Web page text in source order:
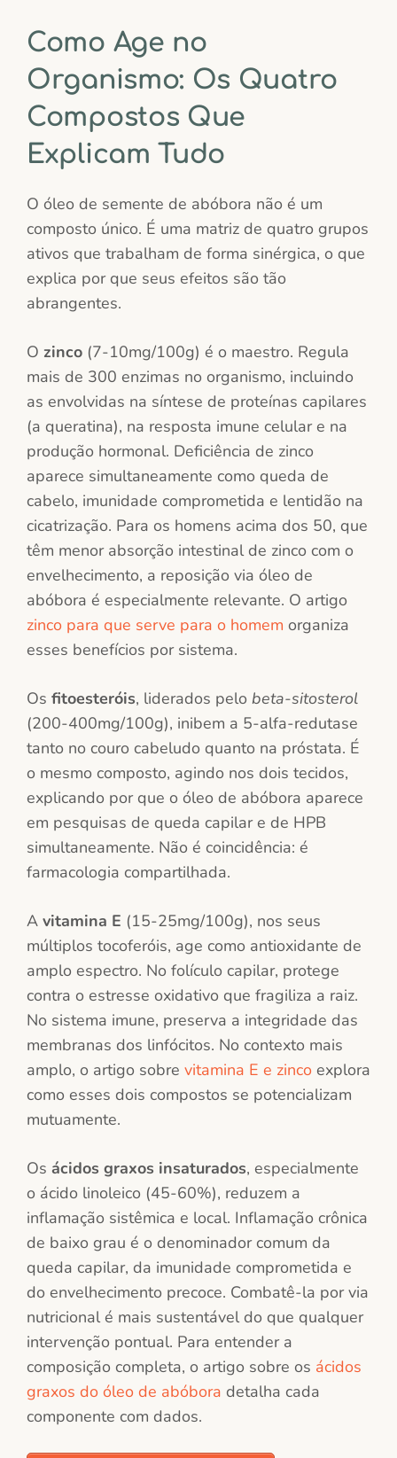
Como Age no
Organismo: Os Quatro
Compostos Que
Explicam Tudo
O óleo de semente de abóbora não é um
composto único. É uma matriz de quatro grupos
ativos que trabalham de forma sinérgica, o que
explica por que seus efeitos são tão
abrangentes.
O zinco (7-10mg/100g) é o maestro. Regula
mais de 300 enzimas no organismo, incluindo
as envolvidas na síntese de proteínas capilares
(a queratina), na resposta imune celular e na
produção hormonal. Deficiência de zinco
aparece simultaneamente como queda de
cabelo, imunidade comprometida e lentidão na
cicatrização. Para os homens acima dos 50, que
têm menor absorção intestinal de zinco com o
envelhecimento, a reposição via óleo de
abóbora é especialmente relevante. O artigo
zinco para que serve para o homem organiza
esses benefícios por sistema.
Os fitoesteróis, liderados pelo beta-sitosterol
(200-400mg/100g), inibem a 5-alfa-redutase
tanto no couro cabeludo quanto na próstata. É
o mesmo composto, agindo nos dois tecidos,
explicando por que o óleo de abóbora aparece
em pesquisas de queda capilar e de HPB
simultaneamente. Não é coincidência: é
farmacologia compartilhada.
A vitamina E (15-25mg/100g), nos seus
múltiplos tocoferóis, age como antioxidante de
amplo espectro. No folículo capilar, protege
contra o estresse oxidativo que fragiliza a raiz.
No sistema imune, preserva a integridade das
membranas dos linfócitos. No contexto mais
amplo, o artigo sobre vitamina E e zinco explora
como esses dois compostos se potencializam
mutuamente.
Os ácidos graxos insaturados, especialmente
o ácido linoleico (45-60%), reduzem a
inflamação sistêmica e local. Inflamação crônica
de baixo grau é o denominador comum da
queda capilar, da imunidade comprometida e
do envelhecimento precoce. Combatê-la por via
nutricional é mais sustentável do que qualquer
intervenção pontual. Para entender a
composição completa, o artigo sobre os ácidos
graxos do óleo de abóbora detalha cada
componente com dados.